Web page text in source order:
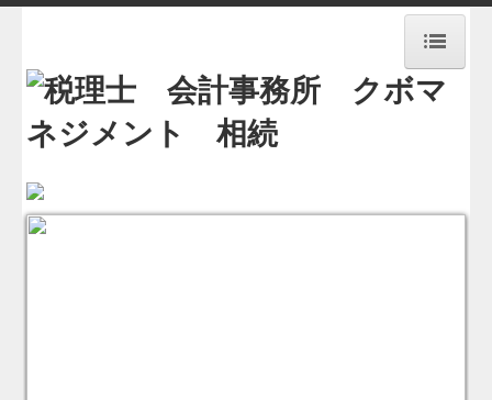
HOME
お知らせ
企業概要
交通案内